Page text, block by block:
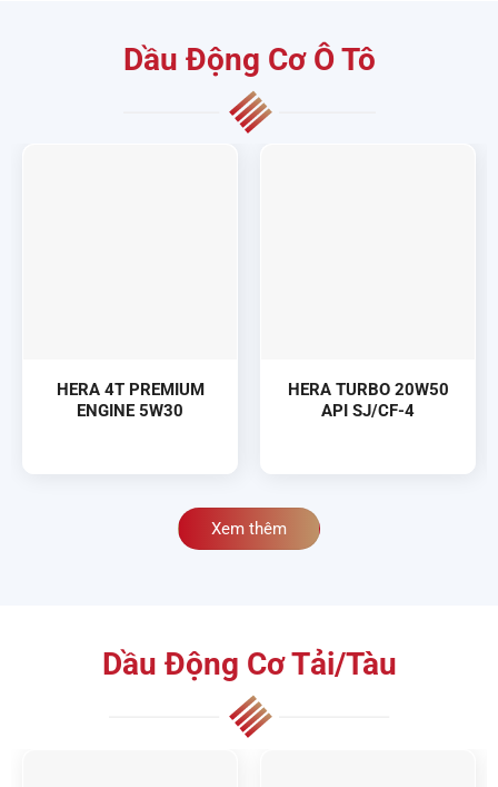
Dầu Động Cơ Ô Tô
HERA 4T PREMIUM
ENGINE 5W30
HERA TURBO 20W50
API SJ/CF-4
Xem thêm
Dầu Động Cơ Tải/Tàu